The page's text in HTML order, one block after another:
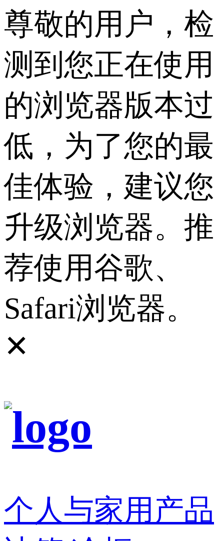
尊敬的用户，检
测到您正在使用
的浏览器版本过
低，为了您的最
佳体验，建议您
升级浏览器。推
荐使用谷歌、
Safari浏览器。
✕
个人与家用产品